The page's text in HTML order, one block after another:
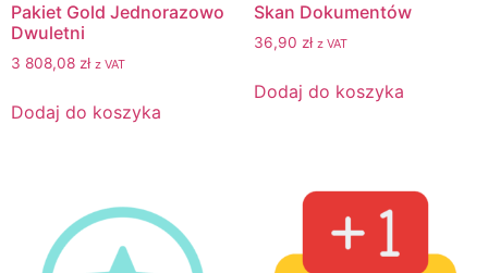
Pakiet Gold Jednorazowo
Dwuletni
3 808,08 zł z VAT
Dodaj do koszyka
Skan Dokumentów
36,90 zł z VAT
Dodaj do koszyka